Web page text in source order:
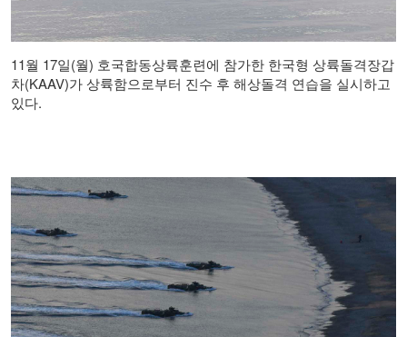
11월 17일(월) 호국합동상륙훈련에 참가한 한국형 상륙돌격장갑
차(KAAV)가 상륙함으로부터 진수 후 해상돌격 연습을 실시하고
있다.